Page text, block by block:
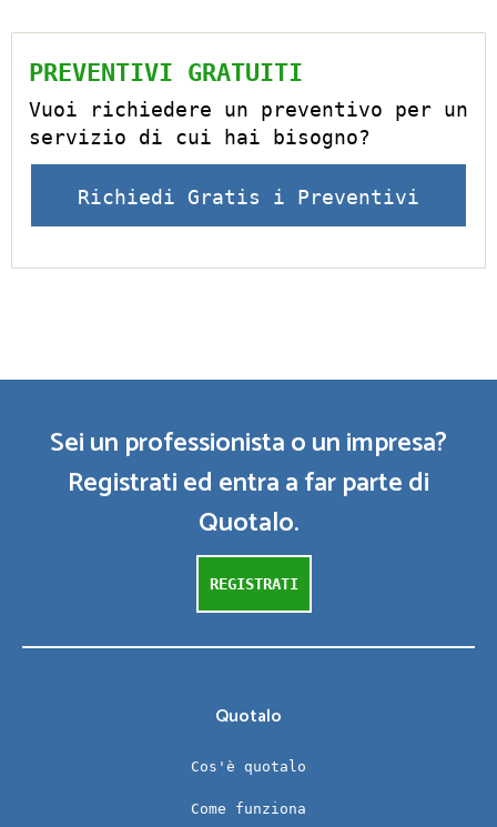
PREVENTIVI GRATUITI
Vuoi richiedere un preventivo per un
servizio di cui hai bisogno?
Richiedi Gratis i Preventivi
Sei un professionista o un impresa?
Registrati ed entra a far parte di
Quotalo.
REGISTRATI
Quotalo
Cos'è quotalo
Come funziona